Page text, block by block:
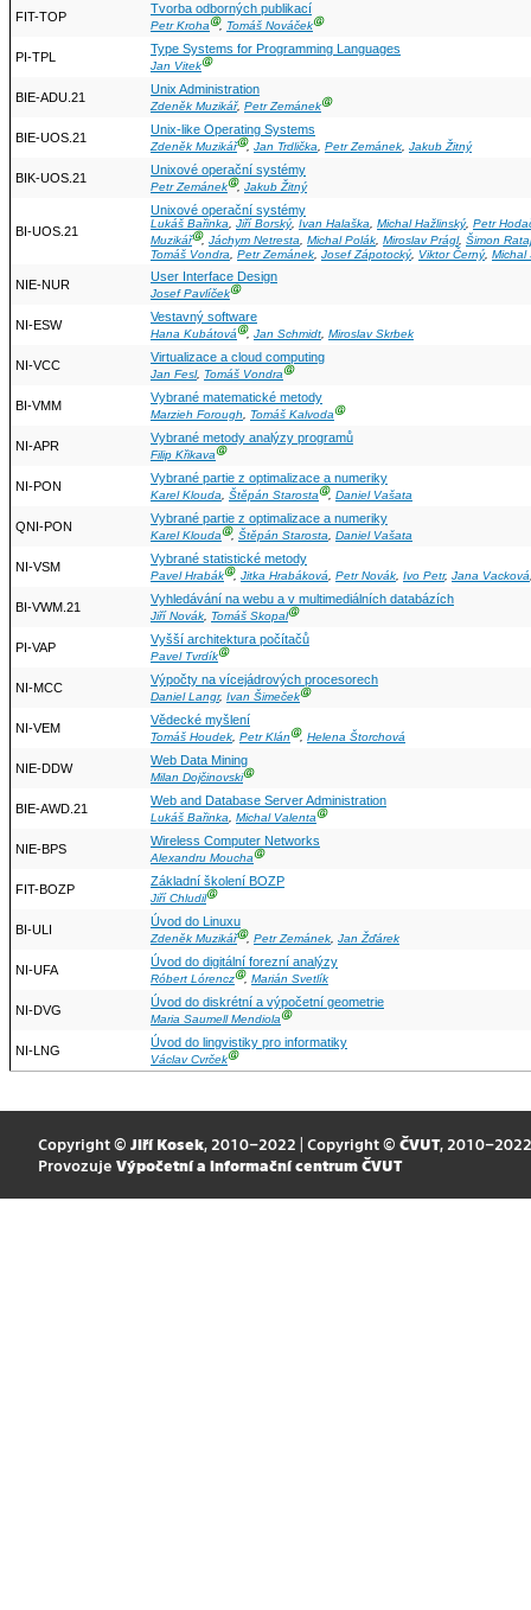
FIT-TOP
Tvorba odborných publikací
Petr KrohaⒼ, Tomáš NováčekⒼ
PI-TPL
Type Systems for Programming Languages
Jan VitekⒼ
BIE-ADU.21
Unix Administration
Zdeněk Muzikář, Petr ZemánekⒼ
BIE-UOS.21
Unix-like Operating Systems
Zdeněk MuzikářⒼ, Jan Trdlička, Petr Zemánek, Jakub Žitný
BIK-UOS.21
Unixové operační systémy
Petr ZemánekⒼ, Jakub Žitný
BI-UOS.21
Unixové operační systémy
Lukáš Bařinka, Jiří Borský, Ivan Halaška, Michal Hažlinský, Petr
MuzikářⒼ, Jáchym Netresta, Michal Polák, Miroslav Prágl, Šimon Rataj
Tomáš Vondra
Petr Zemánek Josef Zápotocký, Viktor Černý, Michal
NIE-NUR
User Interface Design
Josef PavlíčekⒼ
NI-ESW
Vestavný software
Hana KubátováⒼ, Jan Schmidt, Miroslav Skrbek
NI-VCC
Virtualizace a cloud computing
Jan Fesl, Tomáš VondraⒼ
BI-VMM
Vybrané matematické metody
Marzieh Forough, Tomáš KalvodaⒼ
NI-APR
Vybrané metody analýzy programů
Filip KřikavaⒼ
NI-PON
Vybrané partie z optimalizace a numeriky
Karel Klouda, Štěpán StarostaⒼ, Daniel Vašata
QNI-PON
Vybrané partie z optimalizace a numeriky
Karel KloudaⒼ, Štěpán Starosta, Daniel Vašata
NI-VSM
Vybrané statistické metody
Pavel HrabákⒼ, Jitka Hrabáková, Petr Novák, Ivo Petr, Jana Vacková
BI-VWM.21
Vyhledávání na webu a v multimediálních databázích
Jiří Novák, Tomáš SkopalⒼ
PI-VAP
Vyšší architektura počítačů
Pavel TvrdíkⒼ
NI-MCC
Výpočty na vícejádrových procesorech
Daniel Langr, Ivan ŠimečekⒼ
NI-VEM
Vědecké myšlení
Tomáš Houdek, Petr KlánⒼ, Helena Štorchová
NIE-DDW
Web Data Mining
Milan DojčinovskiⒼ
BIE-AWD.21
Web and Database Server Administration
Lukáš Bařinka, Michal ValentaⒼ
NIE-BPS
Wireless Computer Networks
Alexandru MouchaⒼ
FIT-BOZP
Základní školení BOZP
Jiří ChludilⒼ
BI-ULI
Úvod do Linuxu
Zdeněk MuzikářⒼ, Petr Zemánek, Jan Žďárek
NI-UFA
Úvod do digitální forezní analýzy
Róbert LórenczⒼ, Marián Svetlík
NI-DVG
Úvod do diskrétní a výpočetní geometrie
Maria Saumell MendiolaⒼ
NI-LNG
Úvod do lingvistiky pro informatiky
Václav CvrčekⒼ
Copyright © Jiří Kosek, 2010–2022 | Copyright © ČVUT, 2010–2022
Provozuje Výpočetní a informační centrum ČVUT